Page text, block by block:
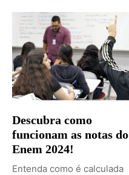
Descubra como
funcionam as notas do
Enem 2024!
Entenda como é calculada